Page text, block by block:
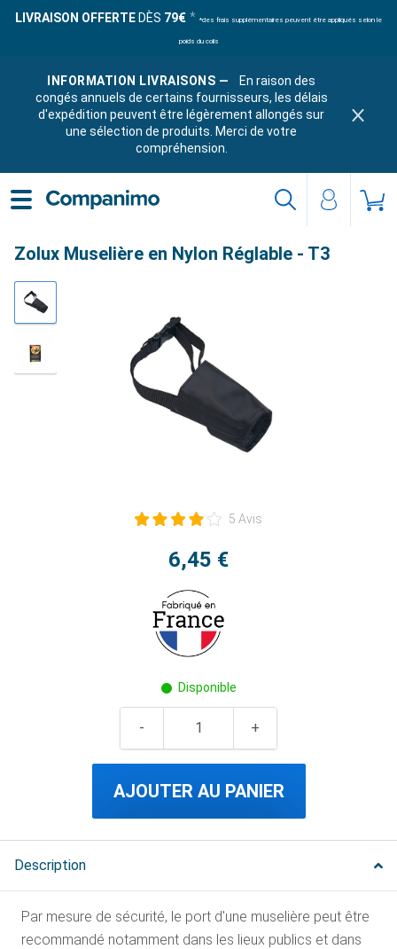
LIVRAISON OFFERTE DÈS 79€ *des frais supplémentaires peuvent être appliqués selon le
poids du colis
INFORMATION LIVRAISONS —
En raison des
congés annuels de certains fournisseurs, les délais
d'expédition peuvent être légèrement allongés sur
une sélection de produits. Merci de votre
compréhension.
Zolux Muselière en Nylon Réglable - T3
5 Avis
6,45 €
Disponible
AJOUTER AU PANIER
Description
Par mesure de sécurité, le port d'une muselière peut être
recommandé notamment dans les lieux publics et dans